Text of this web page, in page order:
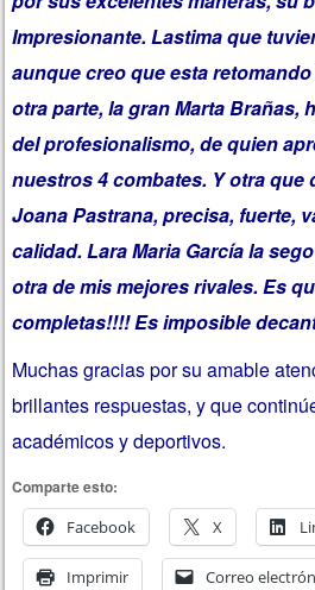
Impresionante. Lastima que
aunque creo que esta
otra parte, la gran Marta Brañas,
del profesionalismo, de quien
nuestros 4 combates. Y otra que
Joana Pastrana, precisa, fuerte,
calidad. Lara Maria García la
otra de mis mejores rivales. Es
completas!!!! Es imposible
Muchas gracias por su amable
brillantes respuestas, y que
académicos y deportivos.
Comparte esto:
Facebook
X
Imprimir Correo